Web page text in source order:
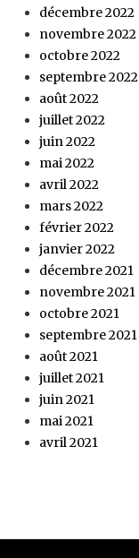
décembre 2022
novembre 2022
octobre 2022
septembre 2022
août 2022
juillet 2022
juin 2022
mai 2022
avril 2022
mars 2022
février 2022
janvier 2022
décembre 2021
novembre 2021
octobre 2021
septembre 2021
août 2021
juillet 2021
juin 2021
mai 2021
avril 2021